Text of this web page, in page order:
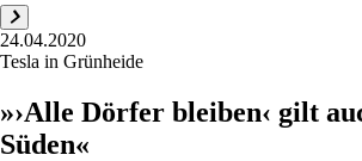
24.04.2020
Tesla in Grünheide
»›Alle Dörfer bleiben‹ gilt
Süden«